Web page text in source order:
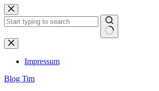
Zum
Inhalt
springen
Keine
Ergebnisse
Impressum
Blog Tim